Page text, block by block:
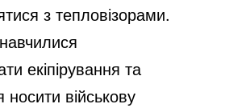
з тепловізорами.
екіпірування та
носити військову